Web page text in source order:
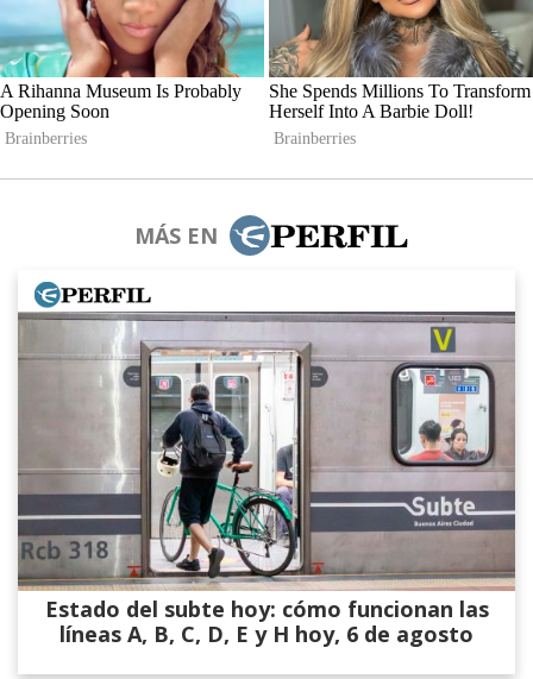
MÁS EN
Estado del subte hoy: cómo funcionan las
líneas A, B, C, D, E y H hoy, 6 de agosto